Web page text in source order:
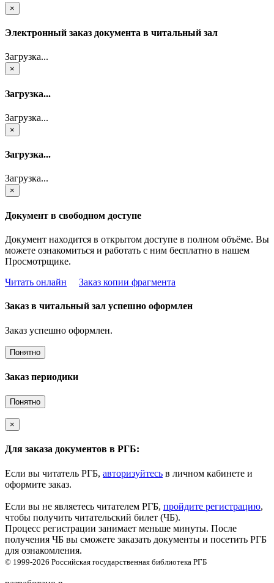
×
Электронный заказ документа в читальный зал
Загрузка...
×
Загрузка...
Загрузка...
×
Загрузка...
Загрузка...
×
Документ в свободном доступе
Документ находится в открытом доступе в полном объёме. Вы
можете ознакомиться и работать с ним бесплатно в нашем
Просмотрщике.
Читать онлайн
Заказ копии фрагмента
Заказ в читальный зал успешно оформлен
Заказ успешно оформлен.
Понятно
Заказ периодики
Понятно
×
Для заказа документов в РГБ:
Если вы читатель РГБ, авторизуйтесь в личном кабинете и
оформите заказ.
Если вы не являетесь читателем РГБ, пройдите регистрацию,
чтобы получить читательский билет (ЧБ).
Процесс регистрации занимает меньше минуты. После
получения ЧБ вы сможете заказать документы и посетить РГБ
для ознакомления.
© 1999-2026 Российская государственная библиотека РГБ